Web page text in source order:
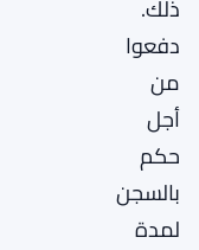
ذلك.
دفعوا
من
أجل
حكم
بالسجن
لمدة